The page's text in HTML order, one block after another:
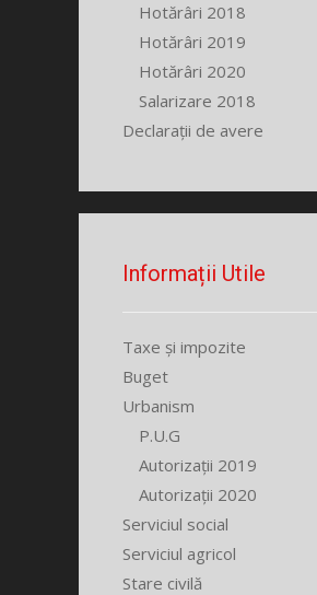
Hotărâri 2018
Hotărâri 2019
Hotărâri 2020
Salarizare 2018
Declarații de avere
Informații Utile
Taxe și impozite
Buget
Urbanism
P.U.G
Autorizații 2019
Autorizații 2020
Serviciul social
Serviciul agricol
Stare civilă